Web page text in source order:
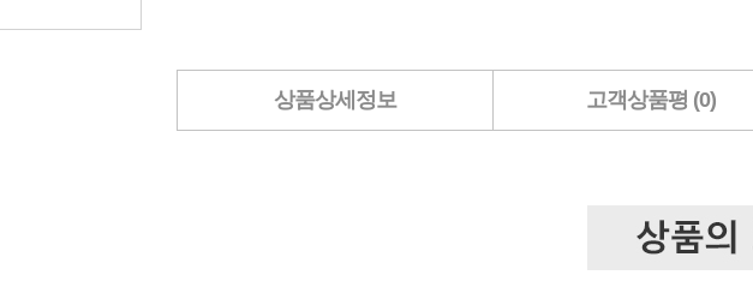
상품상세정보 고객상품평 (0)